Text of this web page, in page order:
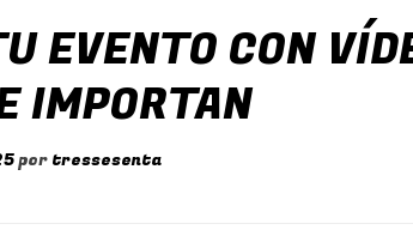
EVENTO CON
IMPORTAN
portressesenta